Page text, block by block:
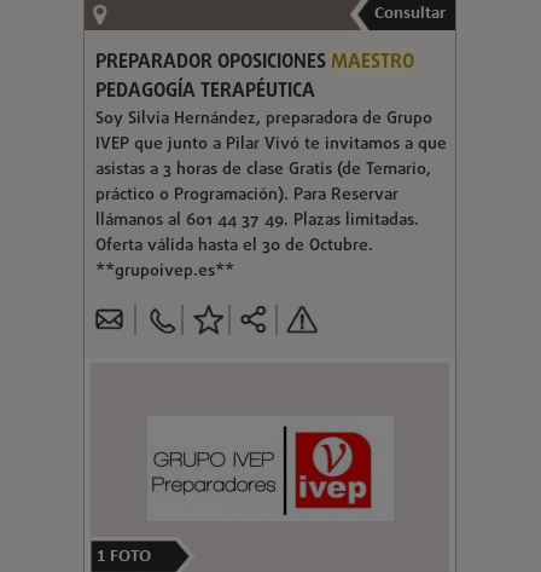
Consultar
PREPARADOR OPOSICIONESMAESTRO
PEDAGOGÍA TERAPÉUTICA
Soy Silvia Hernández, preparadora de Grupo
IVEP que junto a Pilar Vivó te invitamos a que
asistas a 3 horas de clase Gratis (de Temario,
práctico o Programación). Para Reservar
llámanos al 601 44 37 49. Plazas limitadas.
Oferta válida hasta el 30 de Octubre.
**grupoivep.es**
1 FOTO